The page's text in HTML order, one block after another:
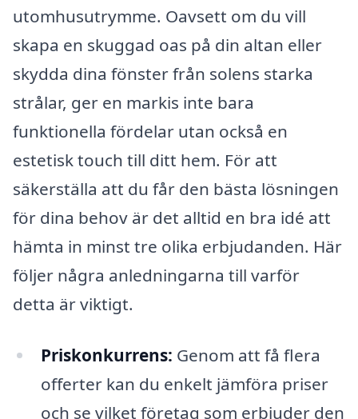
utomhusutrymme. Oavsett om du vill
skapa en skuggad oas på din altan eller
skydda dina fönster från solens starka
strålar, ger en markis inte bara
funktionella fördelar utan också en
estetisk touch till ditt hem. För att
säkerställa att du får den bästa lösningen
för dina behov är det alltid en bra idé att
hämta in minst tre olika erbjudanden. Här
följer några anledningarna till varför
detta är viktigt.
Priskonkurrens: Genom att få flera
offerter kan du enkelt jämföra priser
och se vilket företag som erbjuder den